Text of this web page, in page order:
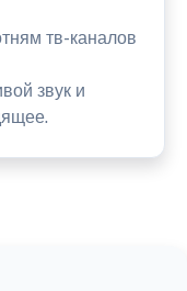
тв-каналов
звук и